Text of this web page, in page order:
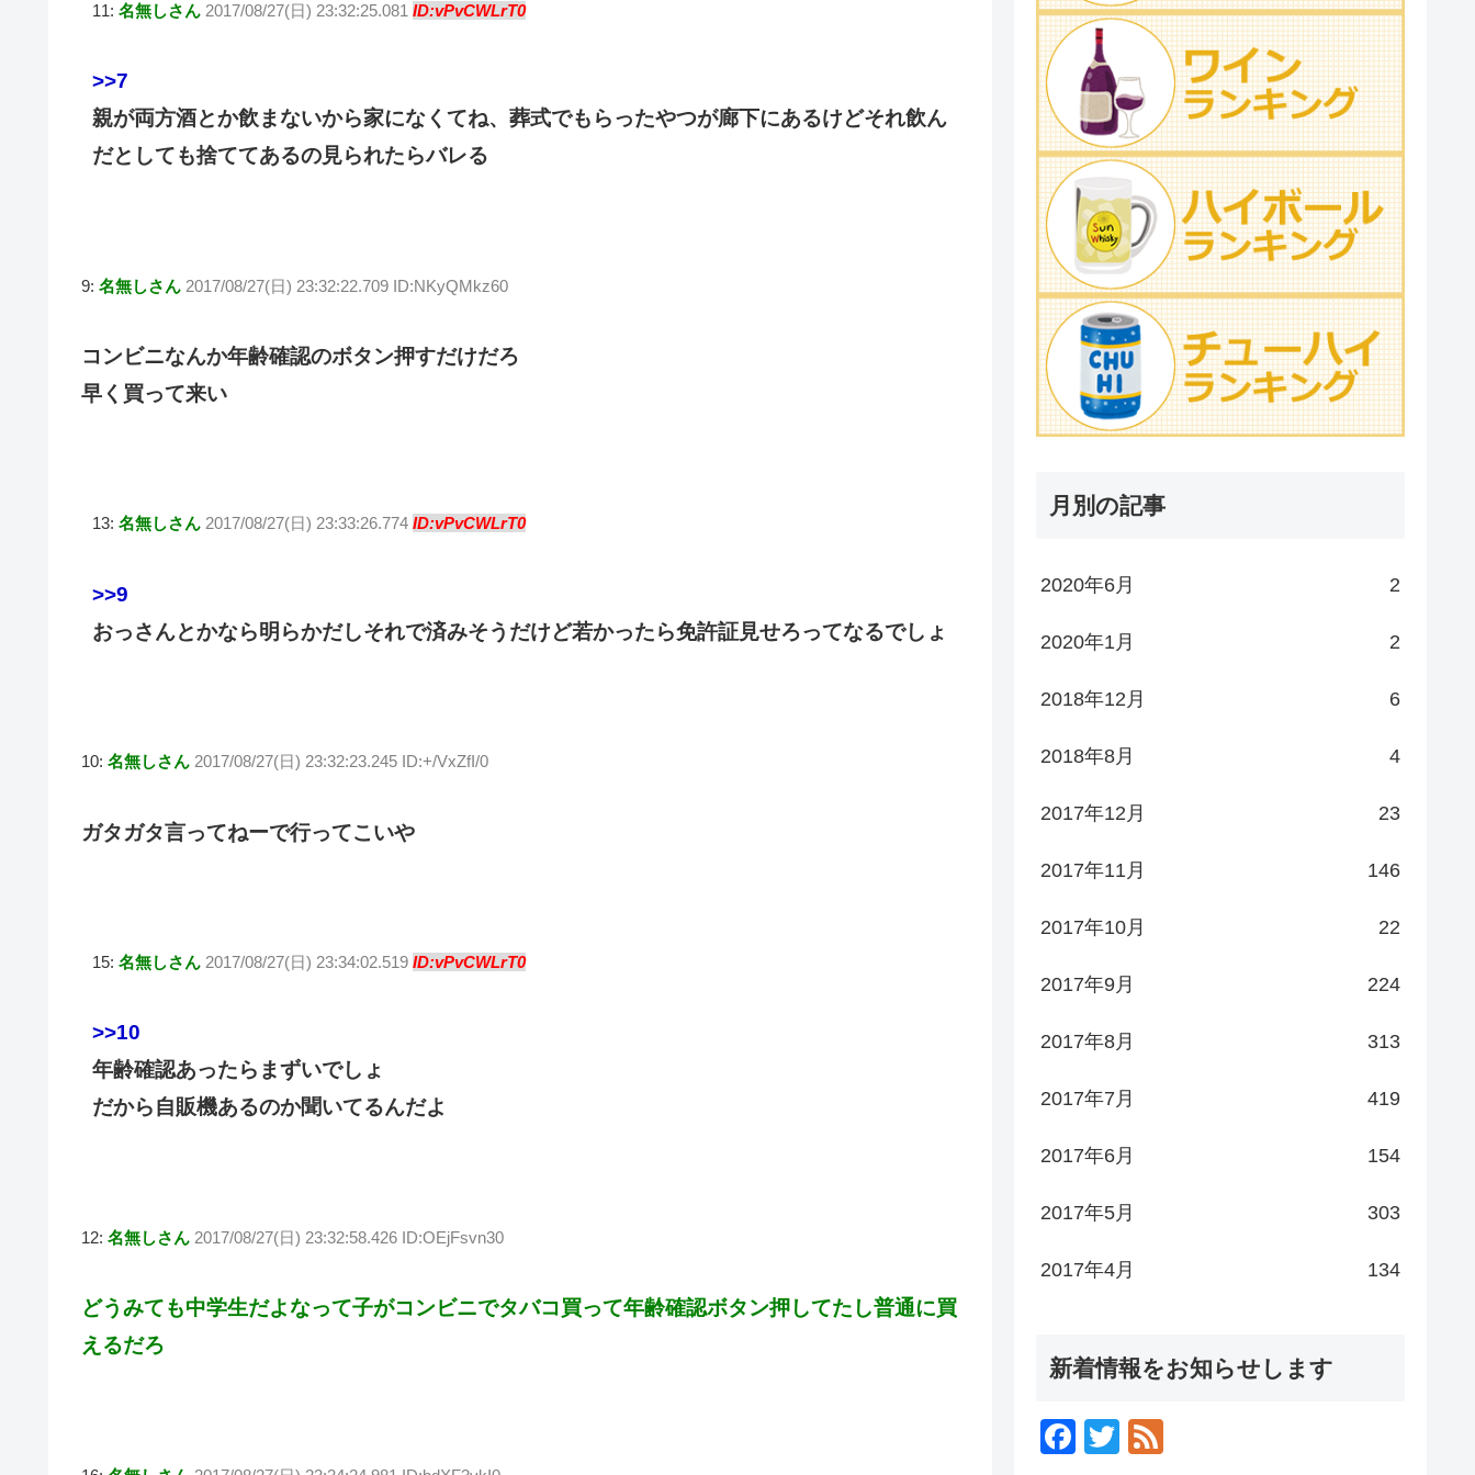
11: 名無しさん 2017/08/27(日) 23:32:25.081 ID:vPvCWLrT0
>>7
親が両方酒とか飲まないから家になくてね、葬式でもらったやつが廊下にあるけどそれ飲ん
だとしても捨ててあるの見られたらバレる
9: 名無しさん 2017/08/27(日) 23:32:22.709 ID:NKyQMkz60
コンビニなんか年齢確認のボタン押すだけだろ
早く買って来い
13: 名無しさん 2017/08/27(日) 23:33:26.774 ID:vPvCWLrT0
>>9
おっさんとかなら明らかだしそれで済みそうだけど若かったら免許証見せろってなるでしょ
10: 名無しさん 2017/08/27(日) 23:32:23.245 ID:+/VxZfI/0
ガタガタ言ってねーで行ってこいや
15: 名無しさん 2017/08/27(日) 23:34:02.519 ID:vPvCWLrT0
>>10
年齢確認あったらまずいでしょ
だから自販機あるのか聞いてるんだよ
12: 名無しさん 2017/08/27(日) 23:32:58.426 ID:OEjFsvn30
どうみても中学生だよなって子がコンビニでタバコ買って年齢確認ボタン押してたし普通に買
えるだろ
月別の記事
2020年6月 2
2020年1月 2
2018年12月 6
2018年8月 4
2017年12月 23
2017年11月 146
2017年10月 22
2017年9月 224
2017年8月 313
2017年7月 419
2017年6月 154
2017年5月 303
2017年4月 134
新着情報をお知らせします
F
T